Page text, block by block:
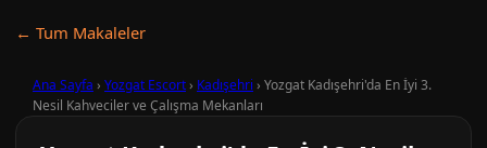
← Tum Makaleler
Ana Sayfa › Yozgat Escort› Kadışehri › Yozgat Kadışehri'da En İyi 3.
Nesil Kahveciler ve Çalışma Mekanları